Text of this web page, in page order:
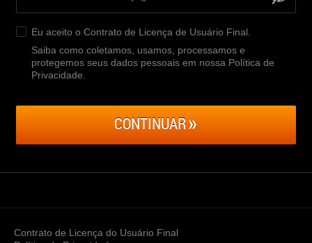
Eu aceito o Contrato de Licença de Usuário Final
Saiba como coletamos, usamos, processamos e
protegemos seus dados pessoais em nossa Política de
Privacidade
CONTINUAR
Contrato de Licença do Usuário Final